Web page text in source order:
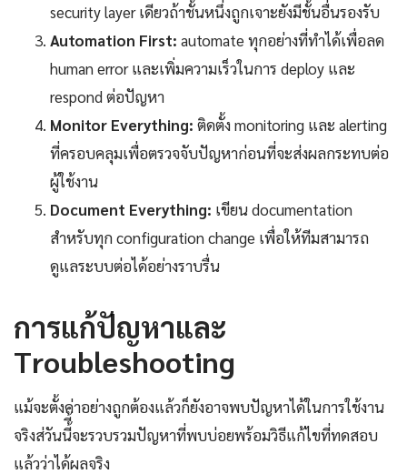
security layer เดียวถ้าชั้นหนึ่งถูกเจาะยังมีชั้นอื่นรองรับ
Automation First: automate ทุกอย่างที่ทำได้เพื่อลด
human error และเพิ่มความเร็วในการ deploy และ
respond ต่อปัญหา
Monitor Everything: ติดตั้ง monitoring และ alerting
ที่ครอบคลุมเพื่อตรวจจับปัญหาก่อนที่จะส่งผลกระทบต่อ
ผู้ใช้งาน
Document Everything: เขียน documentation
สำหรับทุก configuration change เพื่อให้ทีมสามารถ
ดูแลระบบต่อได้อย่างราบรื่น
การแก้ปัญหาและ
Troubleshooting
แม้จะตั้งค่าอย่างถูกต้องแล้วก็ยังอาจพบปัญหาได้ในการใช้งาน
จริงส่วันนี้ี้จะรวบรวมปัญหาที่พบบ่อยพร้อมวิธีแก้ไขที่ทดสอบ
แล้วว่าได้ผลจริง